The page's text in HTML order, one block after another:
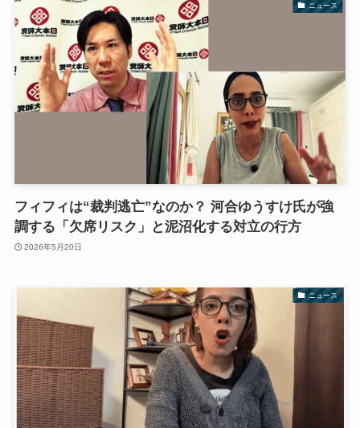
ニュース
フィフィは“裁判逃亡”なのか？ 河合ゆうすけ氏が強
調する「欠席リスク」と泥沼化する対立の行方
2026年5月20日
ニュース